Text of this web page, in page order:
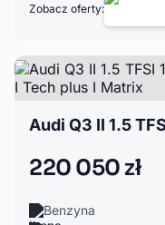
Zobacz oferty:
220 050 zł
Benzyna